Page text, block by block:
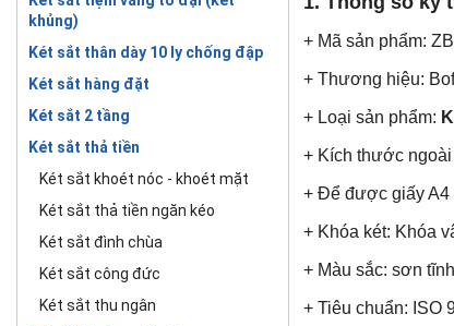
khủng)
Két sắt thân dày 10 ly chống đập
Két sắt hàng đặt
Két sắt 2 tầng
Két sắt thả tiền
Két sắt khoét nóc - khoét mặt
Két sắt thả tiền ngăn kéo
Két sắt đình chùa
Két sắt công đức
Két sắt thu ngân
+ Mã sản phẩm:
+ Thương hiệu:
+ Loại sản phẩm:
+ Kích thước
+ Để được giấy A4
+ Khóa két: Khóa
+ Màu sắc: sơn
+ Tiêu chuẩn: ISO